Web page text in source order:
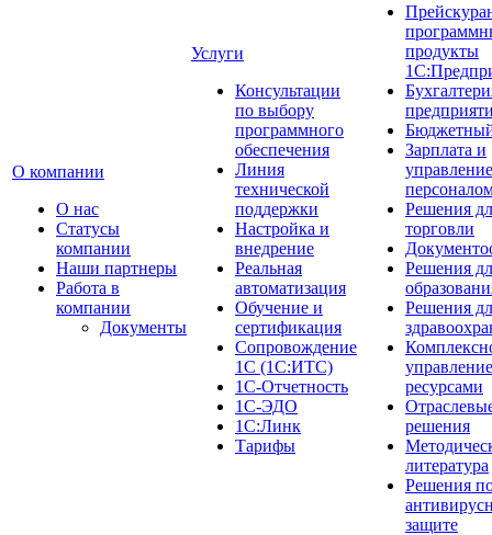
О компании
О нас
Cтатусы
компании
Наши партнеры
Работа в
компании
Документы
Услуги
Консультации
по выбору
программного
обеспечения
Линия
технической
поддержки
Настройка и
внедрение
Реальная
автоматизация
Обучение и
сертификация
Сопровождение
1С (1С:ИТС)
1С-Отчетность
1С-ЭДО
1С:Линк
Тарифы
продукты
Зарплата и
управление
Решения
торговли
Решения
Решения
управление
ресурсами
решения
литература
Решения
защите